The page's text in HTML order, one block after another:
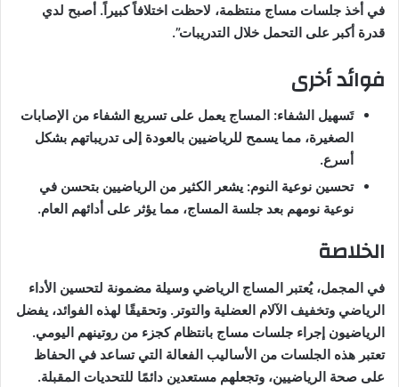
في أخذ جلسات مساج منتظمة، لاحظت اختلافاً كبيراً. أصبح لدي
قدرة أكبر على التحمل خلال التدريبات”.
فوائد أخرى
تَسهيل الشفاء: المساج يعمل على تسريع الشفاء من الإصابات
الصغيرة، مما يسمح للرياضيين بالعودة إلى تدريباتهم بشكل
أسرع.
تحسين نوعية النوم: يشعر الكثير من الرياضيين بتحسن في
نوعية نومهم بعد جلسة المساج، مما يؤثر على أدائهم العام.
الخلاصة
في المجمل، يُعتبر المساج الرياضي وسيلة مضمونة لتحسين الأداء
الرياضي وتخفيف الآلام العضلية والتوتر. وتحقيقًا لهذه الفوائد، يفضل
الرياضيون إجراء جلسات مساج بانتظام كجزء من روتينهم اليومي.
تعتبر هذه الجلسات من الأساليب الفعالة التي تساعد في الحفاظ
على صحة الرياضيين، وتجعلهم مستعدين دائمًا للتحديات المقبلة.